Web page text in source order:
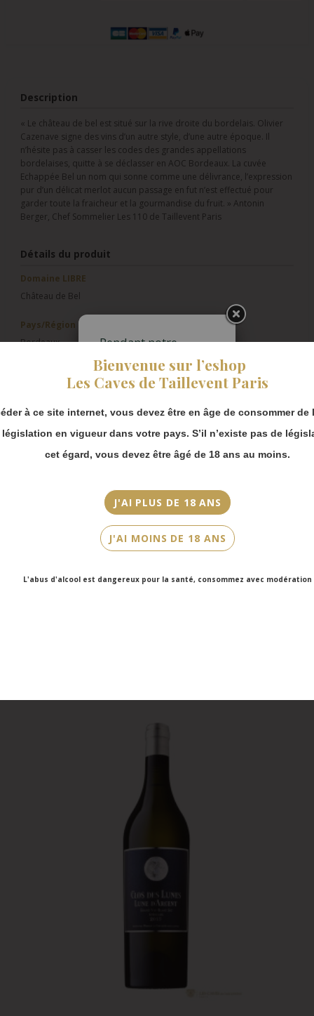
Bienvenue sur l’eshop
Les Caves de Taillevent Paris
à ce site internet, vous devez être en âge de consommer de
législation en vigueur dans votre pays. S’il n’existe pas de
cet égard, vous devez être âgé de 18 ans au moins.
J'AI PLUS DE 18 ANS
J'AI MOINS DE 18 ANS
L'abus d'alcool est dangereux pour la santé, consommez avec modération
Description
« Le château de bel est situé sur la rive droite du bordelais. Olivier
Cazenave signe des vins d’un autre style, d’une autre époque. Il
n’hésite pas à casser les codes des grandes appellations
bordelaises, quitte à se déclasser en AOC Bordeaux. La cuvée
Echappée Bel un nom qui sonne comme une délivrance, l’expression
pur d’un délicat merlot aucun passage en fut n’est effectué pour
garder toute la fraicheur et la gourmandise du fruit. » Antonin
Berger, Chef Sommelier Les 110 de Taillevent Paris
Détails du produit
Domaine LIBRE
Château de Bel
Pays/Région
Bordeaux
Couleur
Rouge
Pendant notre
fermeture estivale,
vous pouvez
continuer à passer
Merci de bien
prendre en compte :
Les envois
partir du 31 août.
Les commandes
en click-and-
collect (cave
Faubourg Saint-
Victor Hugo)